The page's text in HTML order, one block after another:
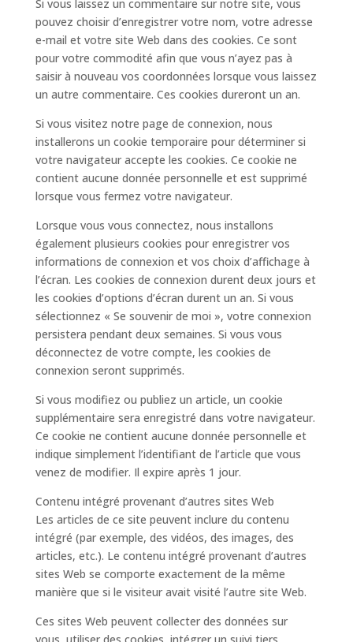
Si vous laissez un commentaire sur notre site, vous
pouvez choisir d’enregistrer votre nom, votre adresse
e-mail et votre site Web dans des cookies. Ce sont
pour votre commodité afin que vous n’ayez pas à
saisir à nouveau vos coordonnées lorsque vous laissez
un autre commentaire. Ces cookies dureront un an.
Si vous visitez notre page de connexion, nous
installerons un cookie temporaire pour déterminer si
votre navigateur accepte les cookies. Ce cookie ne
contient aucune donnée personnelle et est supprimé
lorsque vous fermez votre navigateur.
Lorsque vous vous connectez, nous installons
également plusieurs cookies pour enregistrer vos
informations de connexion et vos choix d’affichage à
l’écran. Les cookies de connexion durent deux jours et
les cookies d’options d’écran durent un an. Si vous
sélectionnez « Se souvenir de moi », votre connexion
persistera pendant deux semaines. Si vous vous
déconnectez de votre compte, les cookies de
connexion seront supprimés.
Si vous modifiez ou publiez un article, un cookie
supplémentaire sera enregistré dans votre navigateur.
Ce cookie ne contient aucune donnée personnelle et
indique simplement l’identifiant de l’article que vous
venez de modifier. Il expire après 1 jour.
Contenu intégré provenant d’autres sites Web
Les articles de ce site peuvent inclure du contenu
intégré (par exemple, des vidéos, des images, des
articles, etc.). Le contenu intégré provenant d’autres
sites Web se comporte exactement de la même
manière que si le visiteur avait visité l’autre site Web.
Ces sites Web peuvent collecter des données sur